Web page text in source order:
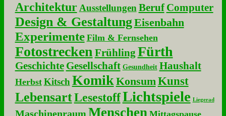
Architektur Ausstellungen Beruf Computer
Design & GestaltungEisenbahn
Experimente Film & Fernsehen
Fotostrecken Frühling Fürth
Geschichte Gesellschaft Gesundheit Haushalt
Herbst Kitsch KomikKonsumKunst
LebensartLesestoffLichtspiele Liegerad
Maschinenraum Menschen